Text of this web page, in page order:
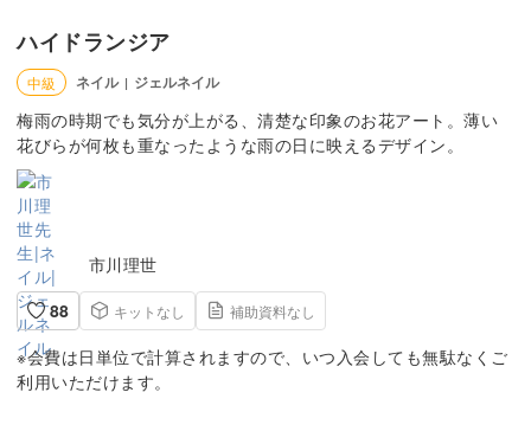
ハイドランジア
中級 ネイル | ジェルネイル
梅雨の時期でも気分が上がる、清楚な印象のお花アート。薄い
花びらが何枚も重なったような雨の日に映えるデザイン。
市川理世
88
キットなし 補助資料なし
※会費は日単位で計算されますので、いつ入会しても無駄なくご
利用いただけます。